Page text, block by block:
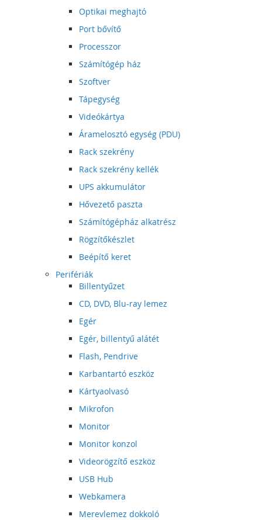
Optikai meghajtó
Port bővítő
Processzor
Számítógép ház
Szoftver
Tápegység
Videókártya
Áramelosztó egység (PDU)
Rack szekrény
Rack szekrény kellék
UPS akkumulátor
Hővezető paszta
Számítógépház alkatrész
Rögzítőkészlet
Beépítő keret
Perifériák
Billentyűzet
CD, DVD, Blu-ray lemez
Egér
Egér, billentyű alátét
Flash, Pendrive
Karbantartó eszköz
Kártyaolvasó
Mikrofon
Monitor
Monitor konzol
Videorögzítő eszköz
USB Hub
Webkamera
Merevlemez dokkoló